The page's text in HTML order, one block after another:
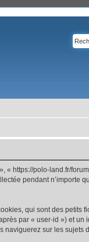
« https://polo-land.fr/
pendant n’importe
qui sont des petits
par « user-id ») et un
sur les sujets